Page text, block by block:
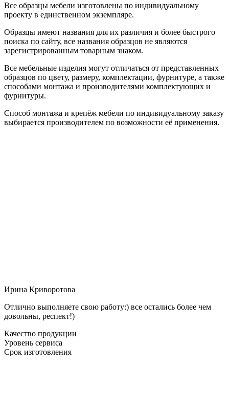
Все образцы мебели изготовлены по индивидуальному
проекту в единственном экземпляре.
Образцы имеют названия для их различия и более быстрого
поиска по сайту, все названия образцов не являются
зарегистрированным товарным знаком.
Все мебельные изделия могут отличаться от представленных
образцов по цвету, размеру, комплектации, фурнитуре, а также
способами монтажа и производителями комплектующих и
фурнитуры.
Способ монтажа и крепёж мебели по индивидуальному заказу
выбирается производителем по возможности её применения.
Ирина Криворотова
Отлично выполняете свою работу:) все остались более чем
довольны, респект!)
Качество продукции
Уровень сервиса
Срок изготовления